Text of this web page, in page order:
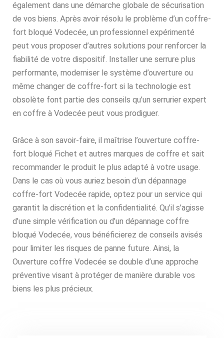
également dans une démarche globale de sécurisation
de vos biens. Après avoir résolu le problème d’un coffre-
fort bloqué Vodecée, un professionnel expérimenté
peut vous proposer d’autres solutions pour renforcer la
fiabilité de votre dispositif. Installer une serrure plus
performante, moderniser le système d’ouverture ou
même changer de coffre-fort si la technologie est
obsolète font partie des conseils qu’un serrurier expert
en coffre à Vodecée peut vous prodiguer.
Grâce à son savoir-faire, il maîtrise l’ouverture coffre-
fort bloqué Fichet et autres marques de coffre et sait
recommander le produit le plus adapté à votre usage.
Dans le cas où vous auriez besoin d’un dépannage
coffre-fort Vodecée rapide, optez pour un service qui
garantit la discrétion et la confidentialité. Qu’il s’agisse
d’une simple vérification ou d’un dépannage coffre
bloqué Vodecée, vous bénéficierez de conseils avisés
pour limiter les risques de panne future. Ainsi, la
Ouverture coffre Vodecée se double d’une approche
préventive visant à protéger de manière durable vos
biens les plus précieux.